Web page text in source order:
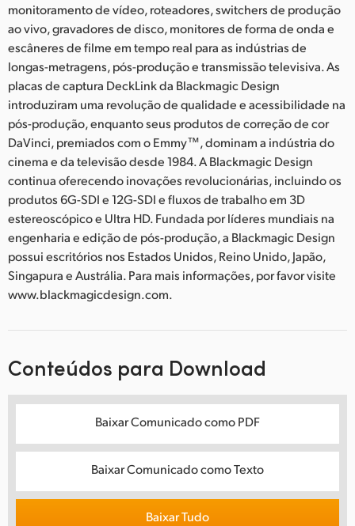
monitoramento de vídeo, roteadores, switchers de produção
ao vivo, gravadores de disco, monitores de forma de onda e
escâneres de filme em tempo real para as indústrias de
longas-metragens, pós-produção e transmissão televisiva. As
placas de captura DeckLink da Blackmagic Design
introduziram uma revolução de qualidade e acessibilidade na
pós-produção, enquanto seus produtos de correção de cor
DaVinci, premiados com o Emmy™, dominam a indústria do
cinema e da televisão desde 1984. A Blackmagic Design
continua oferecendo inovações revolucionárias, incluindo os
produtos 6G-SDI e 12G-SDI e fluxos de trabalho em 3D
estereoscópico e Ultra HD. Fundada por líderes mundiais na
engenharia e edição de pós-produção, a Blackmagic Design
possui escritórios nos Estados Unidos, Reino Unido, Japão,
Singapura e Austrália. Para mais informações, por favor visite
www.blackmagicdesign.com.
Conteúdos para Download
Baixar Comunicado como PDF
Baixar Comunicado como Texto
Baixar Tudo